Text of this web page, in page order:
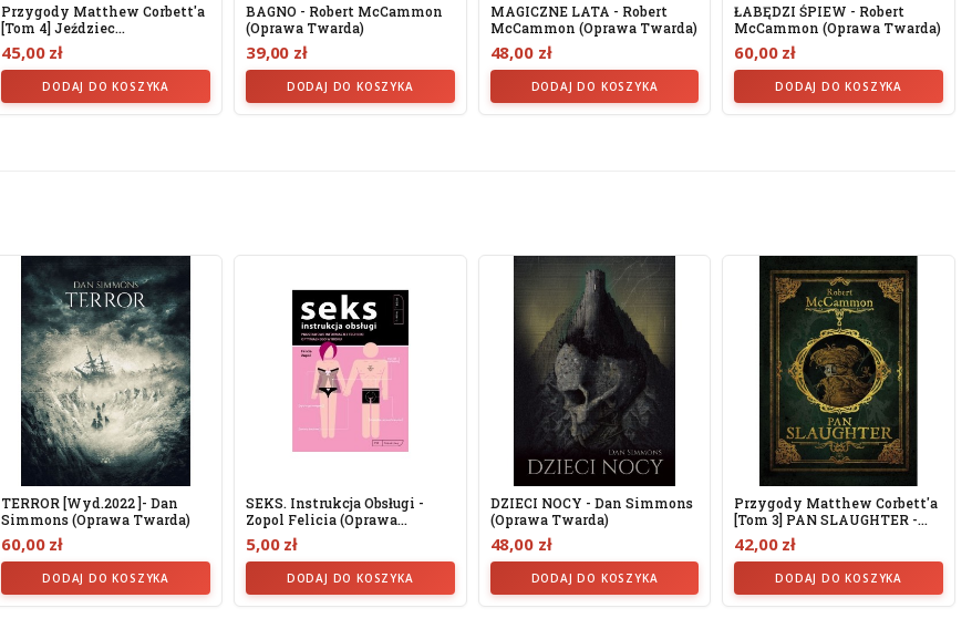
Przygody Matthew Corbett'a
[tom 4] Jeździec...
45,00 zł
DODAJ DO KOSZYKA
BAGNO - Robert McCammon
(oprawa Twarda)
39,00 zł
DODAJ DO KOSZYKA
MAGICZNE LATA - Robert
McCammon (oprawa Twarda)
48,00 zł
DODAJ DO KOSZYKA
ŁABĘDZI ŚPIEW - Robert
McCammon (oprawa Twarda)
60,00 zł
DODAJ DO KOSZYKA
TERROR [wyd.2022 ]- Dan
Simmons (Oprawa Twarda)
60,00 zł
DODAJ DO KOSZYKA
SEKS. Instrukcja Obsługi -
Zopol Felicia (oprawa...
5,00 zł
DODAJ DO KOSZYKA
DZIECI NOCY - Dan Simmons
(oprawa Twarda)
48,00 zł
DODAJ DO KOSZYKA
Przygody Matthew Corbett'a
[tom 3] PAN SLAUGHTER -...
42,00 zł
DODAJ DO KOSZYKA